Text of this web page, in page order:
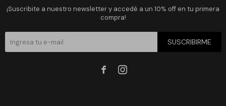
¡Suscribite a nuestro newsletter y accedé a un 10% off en tu primera
compra!
SUSCRIBIRME
 